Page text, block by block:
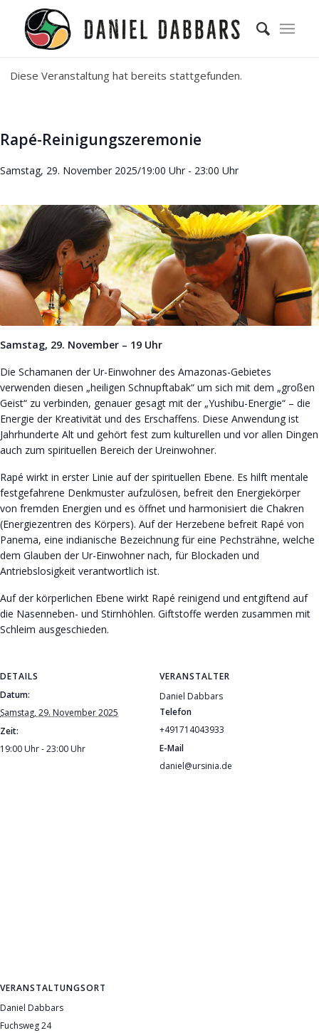
Diese Veranstaltung hat bereits stattgefunden.
Rapé-Reinigungszeremonie
Samstag, 29. November 2025/19:00 Uhr - 23:00 Uhr
Samstag, 29. November – 19 Uhr
Die Schamanen der Ur-Einwohner des Amazonas-Gebietes
verwenden diesen „heiligen Schnupftabak“ um sich mit dem „großen
Geist“ zu verbinden, genauer gesagt mit der „Yushibu-Energie“ – die
Energie der Kreativität und des Erschaffens. Diese Anwendung ist
Jahrhunderte Alt und gehört fest zum kulturellen und vor allen Dingen
auch zum spirituellen Bereich der Ureinwohner.
Rapé wirkt in erster Linie auf der spirituellen Ebene. Es hilft mentale
festgefahrene Denkmuster aufzulösen, befreit den Energiekörper
von fremden Energien und es öffnet und harmonisiert die Chakren
(Energiezentren des Körpers). Auf der Herzebene befreit Rapé von
Panema, eine indianische Bezeichnung für eine Pechsträhne, welche
dem Glauben der Ur-Einwohner nach, für Blockaden und
Antriebslosigkeit verantwortlich ist.
Auf der körperlichen Ebene wirkt Rapé reinigend und entgiftend auf
die Nasenneben- und Stirnhöhlen. Giftstoffe werden zusammen mit
Schleim ausgeschieden.
DETAILS
Datum:
Samstag, 29. November 2025
Zeit:
19:00 Uhr - 23:00 Uhr
VERANSTALTER
Daniel Dabbars
Telefon
+491714043933
E-Mail
daniel@ursinia.de
VERANSTALTUNGSORT
Daniel Dabbars
Fuchsweg 24